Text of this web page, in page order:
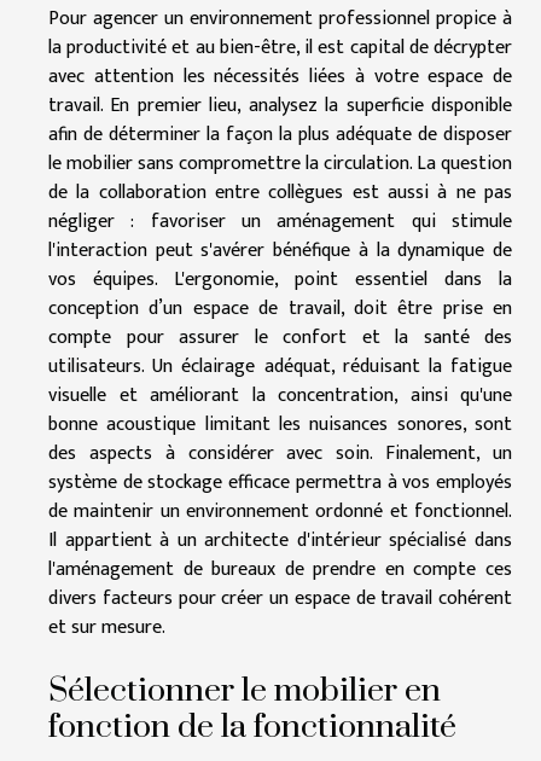
Pour agencer un environnement professionnel propice à
la productivité et au bien-être, il est capital de décrypter
avec attention les nécessités liées à votre espace de
travail. En premier lieu, analysez la superficie disponible
afin de déterminer la façon la plus adéquate de disposer
le mobilier sans compromettre la circulation. La question
de la collaboration entre collègues est aussi à ne pas
négliger : favoriser un aménagement qui stimule
l'interaction peut s'avérer bénéfique à la dynamique de
vos équipes. L'ergonomie, point essentiel dans la
conception d’un espace de travail, doit être prise en
compte pour assurer le confort et la santé des
utilisateurs. Un éclairage adéquat, réduisant la fatigue
visuelle et améliorant la concentration, ainsi qu'une
bonne acoustique limitant les nuisances sonores, sont
des aspects à considérer avec soin. Finalement, un
système de stockage efficace permettra à vos employés
de maintenir un environnement ordonné et fonctionnel.
Il appartient à un architecte d'intérieur spécialisé dans
l'aménagement de bureaux de prendre en compte ces
divers facteurs pour créer un espace de travail cohérent
et sur mesure.
Sélectionner le mobilier en
fonction de la fonctionnalité